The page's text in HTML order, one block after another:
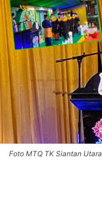
Foto MTQ TK Siantan Utara